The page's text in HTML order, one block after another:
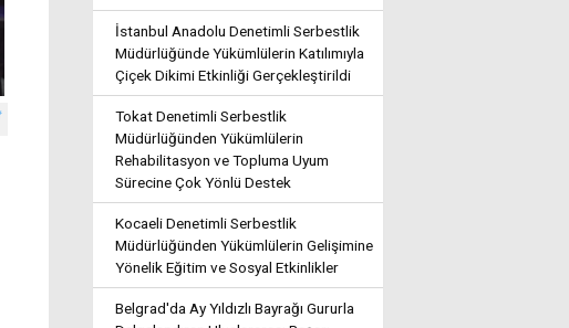
İstanbul Anadolu Denetimli Serbestlik
Müdürlüğünde Yükümlülerin Katılımıyla
Çiçek Dikimi Etkinliği Gerçekleştirildi
Tokat Denetimli Serbestlik
Müdürlüğünden Yükümlülerin
Rehabilitasyon ve Topluma Uyum
Sürecine Çok Yönlü Destek
Kocaeli Denetimli Serbestlik
Müdürlüğünden Yükümlülerin Gelişimine
Yönelik Eğitim ve Sosyal Etkinlikler
Belgrad'da Ay Yıldızlı Bayrağı Gururla